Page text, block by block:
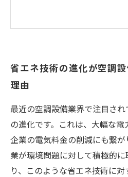
省エネ技術の進化が空調
理由
最近の空調設備業界で注目さ
の進化です。これは、大幅な電
企業の電気料金の削減にも繋
業が環境問題に対して積極的
り、このような省エネ技術に